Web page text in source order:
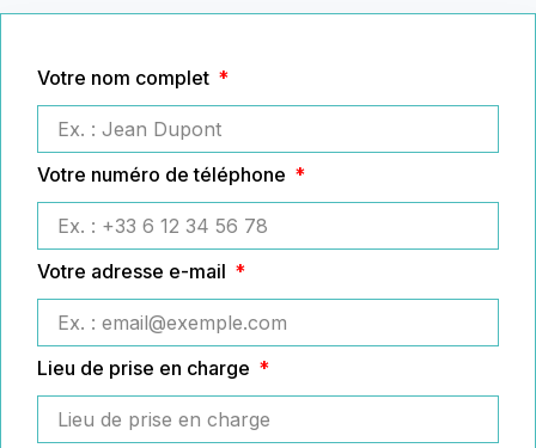
Votre nom complet
Votre numéro de téléphone
Votre adresse e-mail
Lieu de prise en charge